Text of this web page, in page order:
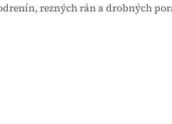
rezných rán a drobných